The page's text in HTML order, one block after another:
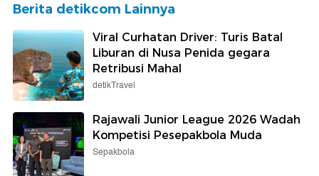
Berita detikcom Lainnya
Viral Curhatan Driver: Turis Batal
Liburan di Nusa Penida gegara
Retribusi Mahal
detikTravel
Rajawali Junior League 2026 Wadah
Kompetisi Pesepakbola Muda
Sepakbola